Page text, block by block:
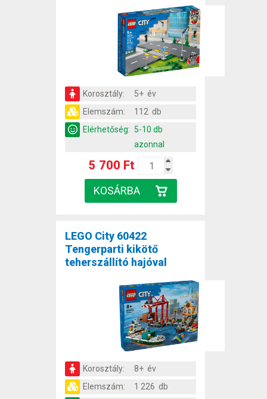
Korosztály:
5+ év
Elemszám:
112 db
Elérhetőség: 5-10 db
azonnal
5 700 Ft
LEGO City 60422
Tengerparti kikötő
teherszállító hajóval
Korosztály:
8+ év
Elemszám:
1 226 db